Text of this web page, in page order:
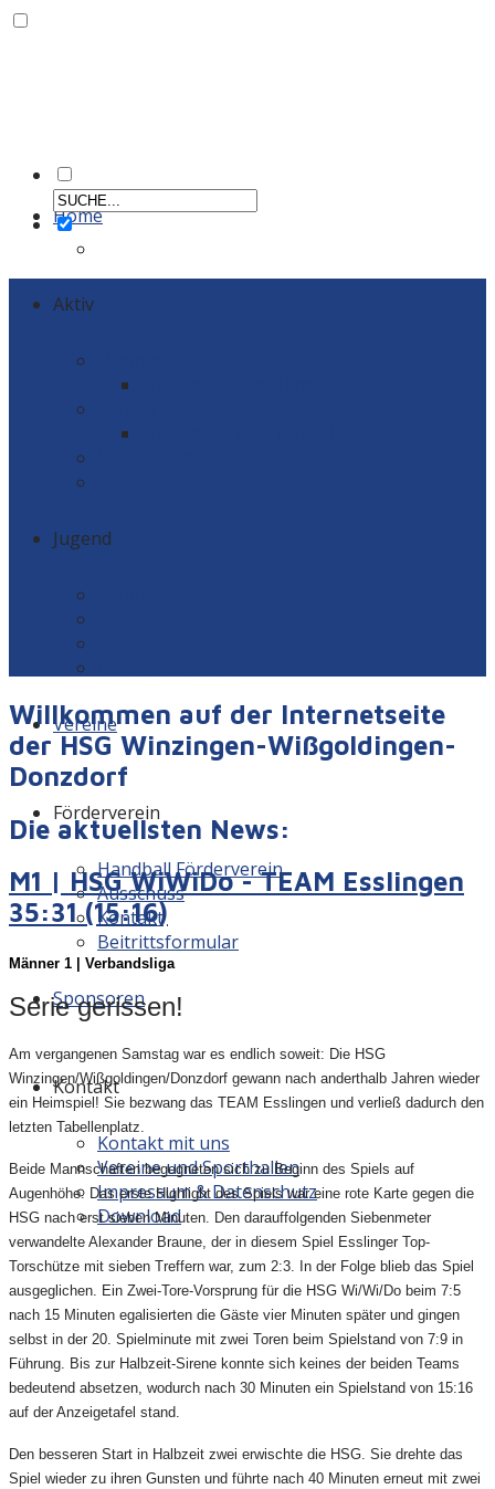
Home
Aktiv
Jugend
Vereine
Förderverein
Handball Förderverein
Ausschuss
Kontakt
Beitrittsformular
Sponsoren
Kontakt
Kontakt mit uns
Vereine und Sporthallen
Impressum & Datenschutz
Download
Willkommen auf der Internetseite
der HSG Winzingen-Wißgoldingen-
Donzdorf
Die aktuellsten News:
M1 | HSG WiWiDo - TEAM Esslingen
35:31 (15:16)
Männer 1 | Verbandsliga
Serie gerissen!
Am vergangenen Samstag war es endlich soweit: Die HSG
Winzingen/Wißgoldingen/Donzdorf gewann nach anderthalb Jahren wieder
ein Heimspiel! Sie bezwang das TEAM Esslingen und verließ dadurch den
letzten Tabellenplatz.
Beide Mannschaften begegneten sich zu Beginn des Spiels auf
Augenhöhe. Das erste Highlight des Spiels war eine rote Karte gegen die
HSG nach erst sieben Minuten. Den darauffolgenden Siebenmeter
verwandelte Alexander Braune, der in diesem Spiel Esslinger Top-
Torschütze mit sieben Treffern war, zum 2:3. In der Folge blieb das Spiel
ausgeglichen. Ein Zwei-Tore-Vorsprung für die HSG Wi/Wi/Do beim 7:5
nach 15 Minuten egalisierten die Gäste vier Minuten später und gingen
selbst in der 20. Spielminute mit zwei Toren beim Spielstand von 7:9 in
Führung. Bis zur Halbzeit-Sirene konnte sich keines der beiden Teams
bedeutend absetzen, wodurch nach 30 Minuten ein Spielstand von 15:16
auf der Anzeigetafel stand.
Den besseren Start in Halbzeit zwei erwischte die HSG. Sie drehte das
Spiel wieder zu ihren Gunsten und führte nach 40 Minuten erneut mit zwei